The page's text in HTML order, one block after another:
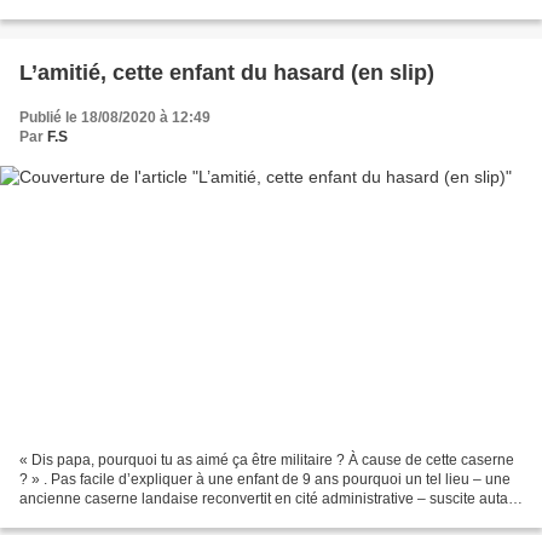
L’amitié, cette enfant du hasard (en slip)
Publié le 18/08/2020 à 12:49
Par F.S
« Dis papa, pourquoi tu as aimé ça être militaire ? À cause de cette caserne
? » . Pas facile d’expliquer à une enfant de 9 ans pourquoi un tel lieu – une
ancienne caserne landaise reconvertit en cité administrative – suscite autant